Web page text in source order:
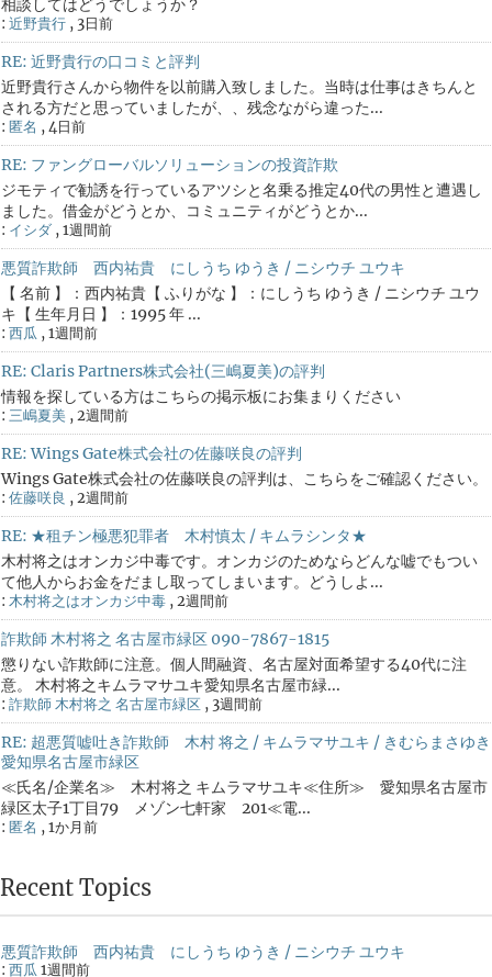
相談してはどうでしょうか？
: 近野貴行 , 3日前
RE: 近野貴行の口コミと評判
近野貴行さんから物件を以前購入致しました。当時は仕事はきちんと
される方だと思っていましたが、、残念ながら違った...
: 匿名 ,4日前
RE: ファングローバルソリューションの投資詐欺
ジモティで勧誘を行っているアツシと名乗る推定40代の男性と遭遇し
ました。借金がどうとか、コミュニティがどうとか...
: イシダ ,1週間前
悪質詐欺師 西内祐貴 にしうち ゆうき / ニシウチ ユウキ
【 名前 】：西内祐貴【 ふりがな 】：にしうち ゆうき / ニシウチ ユウ
キ【 生年月日 】：1995 年 ...
: 西瓜 ,1週間前
RE: Claris Partners株式会社(三嶋夏美)の評判
情報を探している方はこちらの掲示板にお集まりください
: 三嶋夏美 ,2週間前
RE: Wings Gate株式会社の佐藤咲良の評判
Wings Gate株式会社の佐藤咲良の評判は、こちらをご確認ください。
: 佐藤咲良 ,2週間前
RE: ★租チン極悪犯罪者 木村慎太 / キムラシンタ★
木村将之はオンカジ中毒です。オンカジのためならどんな嘘でもつい
て他人からお金をだまし取ってしまいます。どうしよ...
: 木村将之はオンカジ中毒 ,2週間前
詐欺師 木村将之 名古屋市緑区 090-7867-1815
懲りない詐欺師に注意。個人間融資、名古屋対面希望する40代に注
意。 木村将之キムラマサユキ愛知県名古屋市緑...
: 詐欺師 木村将之 名古屋市緑区 , 3週間前
RE: 超悪質嘘吐き詐欺師 木村 将之 / キムラマサユキ / きむらまさゆき
愛知県名古屋市緑区
≪氏名/企業名≫ 木村将之 キムラマサユキ≪住所≫ 愛知県名古屋市
緑区太子1丁目79 メゾン七軒家 201≪電...
: 匿名 ,1か月前
Recent Topics
悪質詐欺師 西内祐貴 にしうち ゆうき / ニシウチ ユウキ
: 西瓜 1週間前